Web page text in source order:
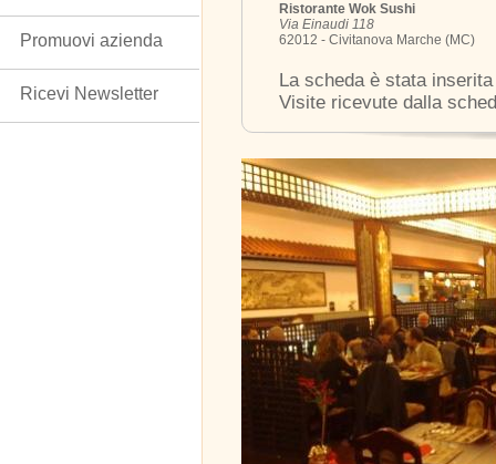
Ristorante Wok Sushi
Via Einaudi 118
62012 - Civitanova Marche (MC)
La scheda è stata
Visite ricevute dalla
Promuovi azienda
Ricevi Newsletter